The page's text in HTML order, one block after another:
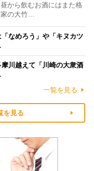
から飲むお酒にはまた格
の大竹…
なめろう」や「キヌカツ
摩川越えて「川崎の大衆酒
一覧を見る
を見る